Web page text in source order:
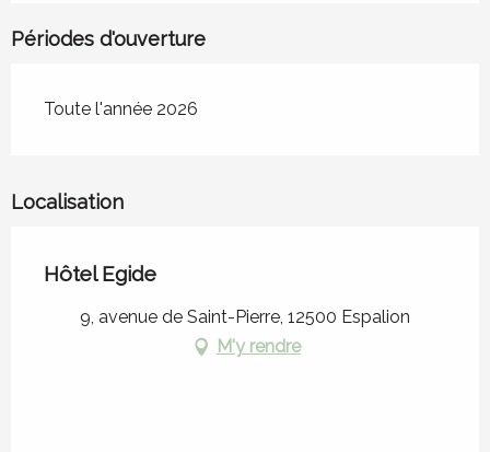
Périodes d'ouverture
Toute l'année 2026
Localisation
Hôtel Egide
9, avenue de Saint-Pierre, 12500 Espalion
M'y rendre